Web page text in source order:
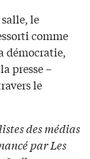
le
comme
démocratie,
presse –
le
des médias
par Les